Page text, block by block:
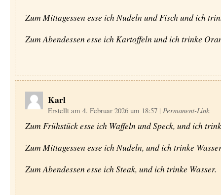
Zum Mittagessen esse ich Nudeln und Fisch und ich
Zum Abendessen esse ich Kartoffeln und ich trinke
Karl
Erstellt am 4. Februar 2026 um 18:57 | Permanent-Link
Zum Frühstück esse ich Waffeln und Speck, und ich
Zum Mittagessen esse ich Nudeln, und ich trinke
Zum Abendessen esse ich Steak, und ich trinke Wasser.